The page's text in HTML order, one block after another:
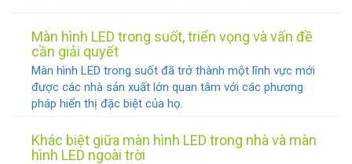
Màn hình LED trong suốt, triển vọng và vấn đề
cần giải quyết
Màn hình LED trong suốt đã trở thành một lĩnh vực mới
được các nhà sản xuất lớn quan tâm với các phương
pháp hiển thị đặc biệt của họ.
Khác biệt giữa màn hình LED trong nhà và màn
hình LED ngoài trời